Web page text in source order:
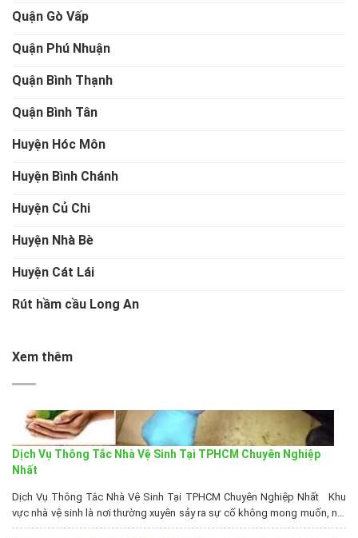
Quận Gò Vấp
Quận Phú Nhuận
Quận Bình Thạnh
Quận Bình Tân
Huyện Hóc Môn
Huyện Bình Chánh
Huyện Củ Chi
Huyện Nhà Bè
Huyện Cát Lái
Rút hầm cầu Long An
Xem thêm
Dịch Vụ Thông Tắc Nhà Vệ Sinh Tại TPHCM Chuyên Nghiệp
Nhất
Dịch Vụ Thông Tắc Nhà Vệ Sinh Tại TPHCM Chuyên Nghiệp Nhất Khu
vực nhà vệ sinh là nơi thường xuyên sảy ra sự cố không mong muốn, nơi
chúng ta sử dụng chúng hàng ngày, hàng giờ, nếu chúng không thể hoạt